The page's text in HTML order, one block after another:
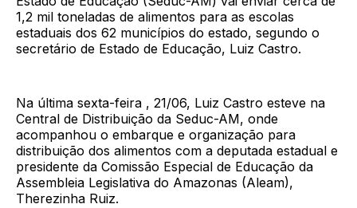
1,2 mil toneladas de alimentos para as escolas
estaduais dos 62 municípios do estado, segundo o
secretário de Estado de Educação, Luiz Castro.
Na última sexta-feira , 21/06, Luiz Castro esteve na
Central de Distribuição da Seduc-AM, onde
acompanhou o embarque e organização para
distribuição dos alimentos com a deputada estadual e
presidente da Comissão Especial de Educação da
Assembleia Legislativa do Amazonas (Aleam),
Therezinha Ruiz.